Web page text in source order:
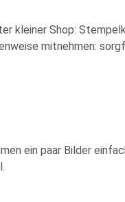
kleiner Shop:
mitnehmen:
ein paar Bilder